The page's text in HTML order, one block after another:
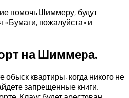
помочь Шиммеру, будут
«Бумаги, пожалуйста» и
на Шиммера.
обыск квартиры, когда никого не
запрещенные книги.